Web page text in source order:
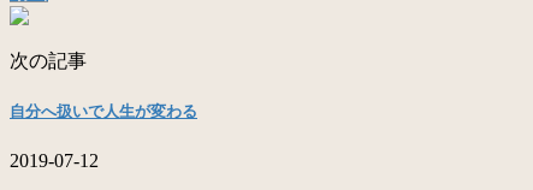
次の記事
自分へ扱いで人生が変わる
2019-07-12